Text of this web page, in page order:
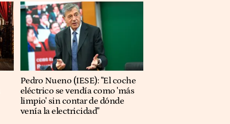
Pedro Nueno (IESE): "El coche
eléctrico se vendía como 'más
limpio' sin contar de dónde
venía la electricidad"